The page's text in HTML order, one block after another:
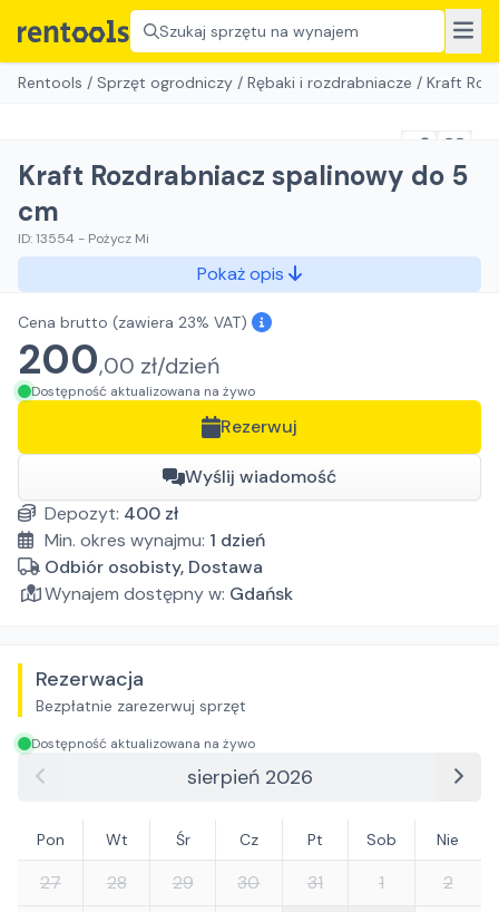
Szukaj sprzętu na wynajem
Rentools / Sprzęt ogrodniczy / Rębaki i rozdrabniacze / Kraft
Kraft Rozdrabniacz spalinowy do 5
cm
ID:13554 - Pożycz Mi
Pokaż opis
Cena brutto (zawiera 23% VAT)
200,00 zł/dzień
Dostępność aktualizowana na żywo
Rezerwuj
Wyślij wiadomość
Depozyt: 400 zł
Min. okres wynajmu: 1 dzień
Odbiór osobisty, Dostawa
Wynajem dostępny w: Gdańsk
Rezerwacja
Bezpłatnie zarezerwuj sprzęt
Dostępność aktualizowana na żywo
sierpień 2026
Pon Wt Śr Cz Pt Sob Nie
27 28 29 30 31 1
2